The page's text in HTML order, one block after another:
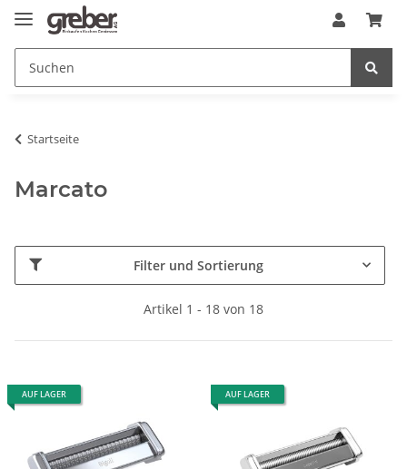
Startseite
Marcato
Filter und Sortierung
Artikel 1 - 18 von 18
AUF LAGER AUF LAGER